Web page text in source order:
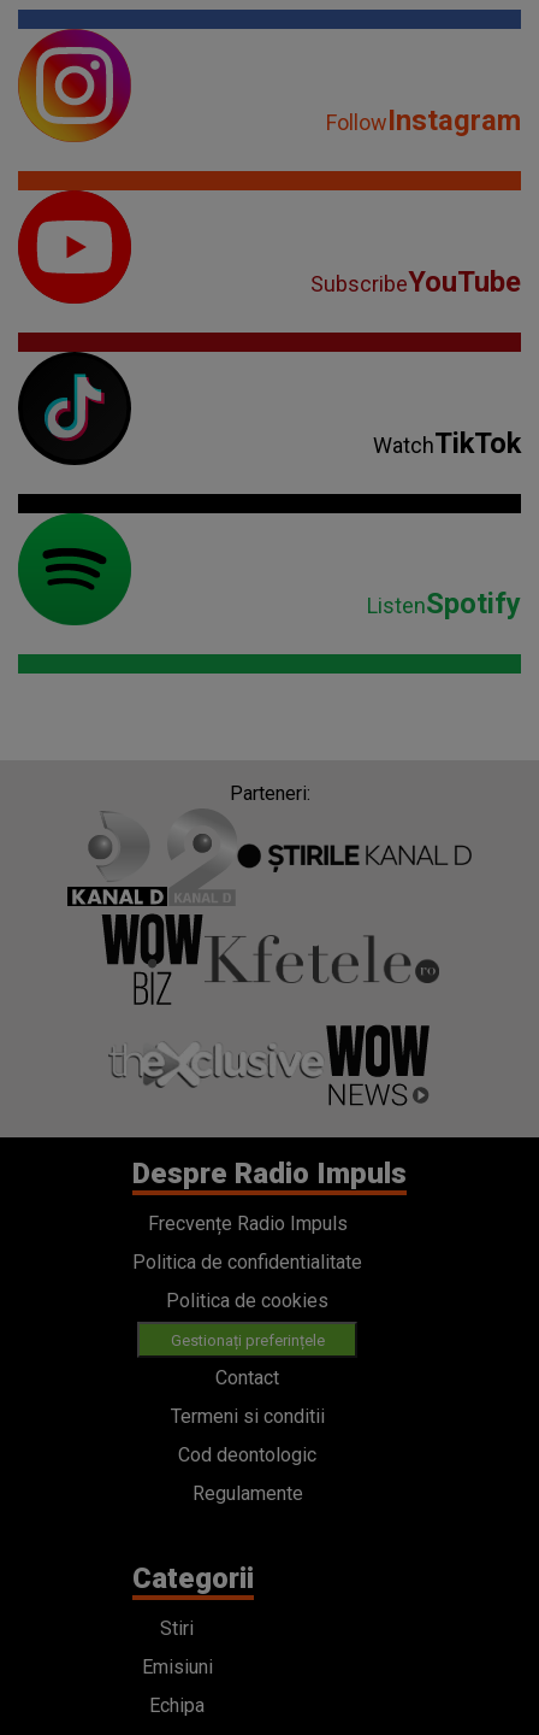
FollowInstagram
SubscribeYouTube
WatchTikTok
ListenSpotify
Parteneri:
Despre Radio Impuls
Frecvențe Radio Impuls
Politica de confidentialitate
Politica de cookies
Gestionați preferințele
Contact
Termeni si conditii
Cod deontologic
Regulamente
Categorii
Stiri
Emisiuni
Echipa